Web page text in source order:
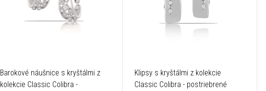
Barokové náušnice s kryštálmi z
kolekcie Classic Colibra -
Klipsy s kryštálmi z kolekcie
Classic Colibra - postriebrené